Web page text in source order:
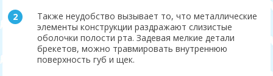
Также неудобство вызывает то, что металлические
элементы конструкции раздражают слизистые
оболочки полости рта. Задевая мелкие детали
брекетов, можно травмировать внутреннюю
поверхность губ и щек.